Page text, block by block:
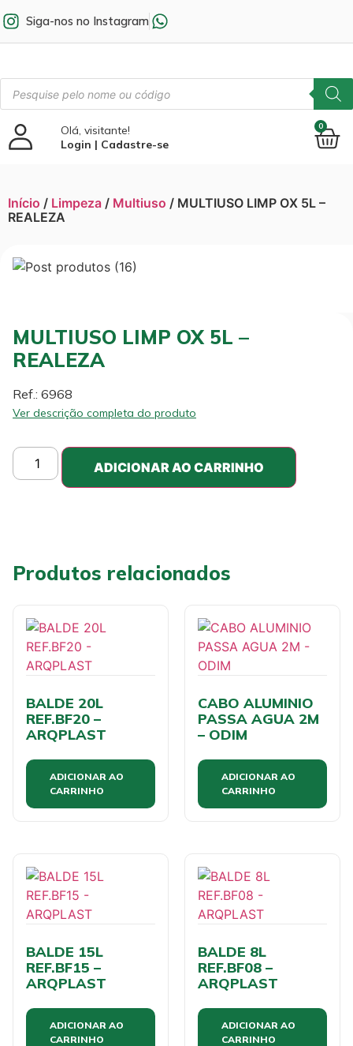
Siga-nos no Instagram
Olá, visitante!
Login | Cadastre-se
0
Início / Limpeza / Multiuso / MULTIUSO LIMP OX 5L –
REALEZA
MULTIUSO LIMP OX 5L –
REALEZA
Ref.: 6968
Ver descrição completa do produto
ADICIONAR AO CARRINHO
Produtos relacionados
BALDE 20L
REF.BF20 –
ARQPLAST
ADICIONAR AO
CARRINHO
CABO ALUMINIO
PASSA AGUA 2M
– ODIM
ADICIONAR AO
CARRINHO
BALDE 15L
REF.BF15 –
ARQPLAST
ADICIONAR AO
CARRINHO
BALDE 8L
REF.BF08 –
ARQPLAST
ADICIONAR AO
CARRINHO